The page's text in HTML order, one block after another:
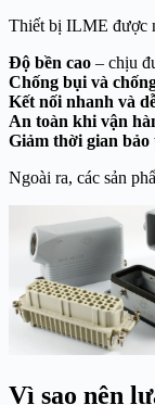
Thiết bị ILME được
Độ bền cao – chịu
Chống bụi và
Kết nối nhanh và
An toàn khi vận
Giảm thời gian
Ngoài ra, các sản
Vì sao nên